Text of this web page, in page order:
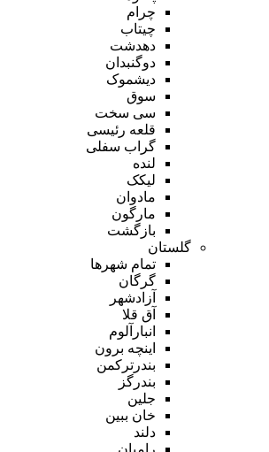
چرام
چیتاب
دهدشت
دوگنبدان
دیشموک
سوق
سی سخت
قلعه رئیسی
گراب سفلی
لنده
لیکک
مادوان
مارگون
بازگشت
گلستان
تمام شهر‌ها
گرگان
آزادشهر
آق قلا
انبارآلوم
اینچه برون
بندرترکمن
بندرگز
جلین
خان ببین
دلند
رامیان